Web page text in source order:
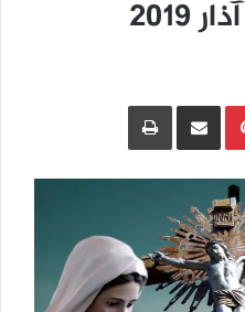
Pinterestمشاركة عبر البريد طباعة